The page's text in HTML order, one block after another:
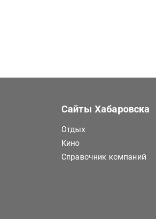
Сайты Хабаровска
Отдых
Кино
Справочник компаний